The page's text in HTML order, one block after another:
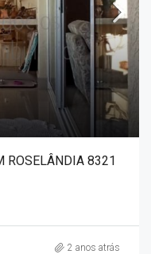
ROSELÂNDIA 8321
2 anos atrás